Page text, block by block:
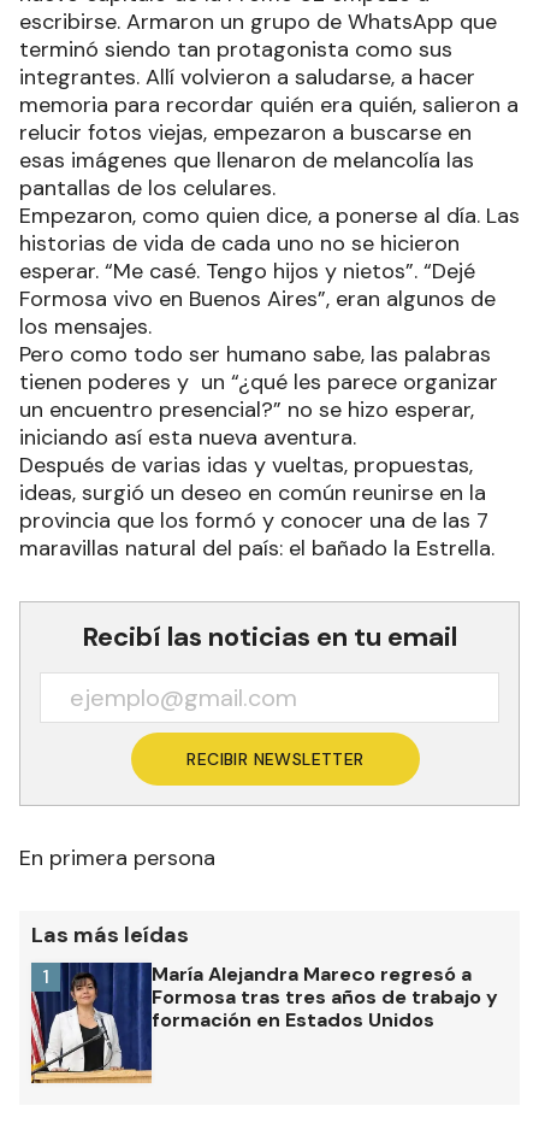
escribirse. Armaron un grupo de WhatsApp que
terminó siendo tan protagonista como sus
integrantes. Allí volvieron a saludarse, a hacer
memoria para recordar quién era quién, salieron a
relucir fotos viejas, empezaron a buscarse en
esas imágenes que llenaron de melancolía las
pantallas de los celulares.
Empezaron, como quien dice, a ponerse al día. Las
historias de vida de cada uno no se hicieron
esperar. “Me casé. Tengo hijos y nietos”. “Dejé
Formosa vivo en Buenos Aires”, eran algunos de
los mensajes.
Pero como todo ser humano sabe, las palabras
tienen poderes y un “¿qué les parece organizar
un encuentro presencial?” no se hizo esperar,
iniciando así esta nueva aventura.
Después de varias idas y vueltas, propuestas,
ideas, surgió un deseo en común reunirse en la
provincia que los formó y conocer una de las 7
maravillas natural del país: el bañado la Estrella.
Recibí las noticias en tu email
RECIBIR NEWSLETTER
En primera persona
Las más leídas
María Alejandra Mareco regresó a
Formosa tras tres años de trabajo y
formación en Estados Unidos
1